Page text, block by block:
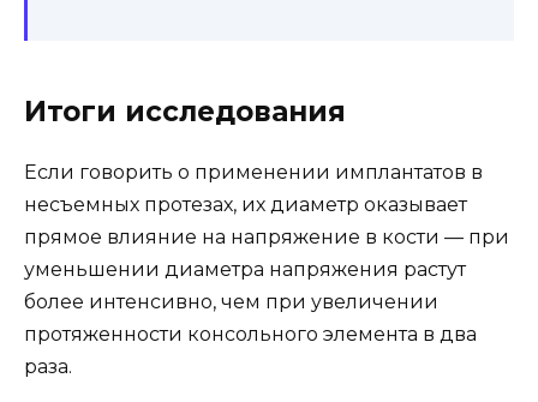
Итоги исследования
Если говорить о применении имплантатов в
несъемных протезах, их диаметр оказывает
прямое влияние на напряжение в кости — при
уменьшении диаметра напряжения растут
более интенсивно, чем при увеличении
протяженности консольного элемента в два
раза.